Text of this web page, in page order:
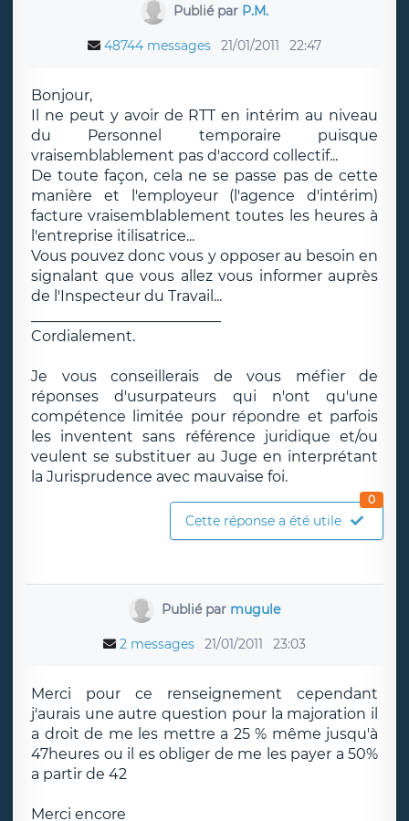
Publié par P.M.
48744 messages 21/01/2011 22:47
Bonjour,
Il ne peut y avoir de RTT en intérim au niveau
du Personnel temporaire puisque
vraisemblablement pas d'accord collectif...
De toute façon, cela ne se passe pas de cette
manière et l'employeur (l'agence d'intérim)
facture vraisemblablement toutes les heures à
l'entreprise itilisatrice...
Vous pouvez donc vous y opposer au besoin en
signalant que vous allez vous informer auprès
de l'Inspecteur du Travail...
Cordialement.
Je vous conseillerais de vous méfier de
réponses d'usurpateurs qui n'ont qu'une
compétence limitée pour répondre et parfois
les inventent sans référence juridique et/ou
veulent se substituer au Juge en interprétant
la Jurisprudence avec mauvaise foi.
Cette réponse a été utile
0
Publié par mugule
2 messages 21/01/2011 23:03
Merci pour ce renseignement cependant
j'aurais une autre question pour la majoration il
a droit de me les mettre a 25 % même jusqu'à
47heures ou il es obliger de me les payer a 50%
a partir de 42
Merci encore